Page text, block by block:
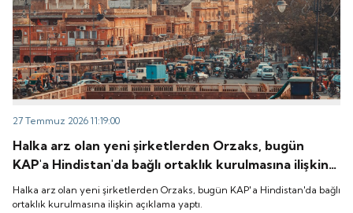
27 Temmuz 2026 11:19:00
Halka arz olan yeni şirketlerden Orzaks, bugün
KAP'a Hindistan'da bağlı ortaklık kurulmasına ilişkin
açıklama yaptı.
Halka arz olan yeni şirketlerden Orzaks, bugün KAP'a Hindistan'da bağlı
ortaklık kurulmasına ilişkin açıklama yaptı.